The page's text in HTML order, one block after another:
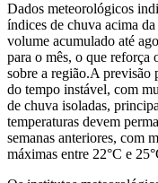
Dados meteorológicos
índices de chuva acima
volume acumulado até
para o mês, o que reforça
sobre a região.A previsão
do tempo instável, com
de chuva isoladas,
temperaturas devem
semanas anteriores, com
máximas entre 22°C e